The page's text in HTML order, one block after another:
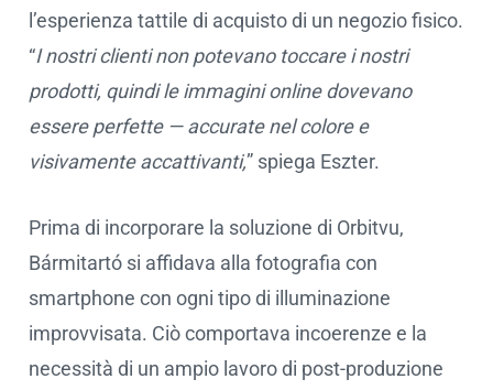
l’esperienza tattile di acquisto di un negozio fisico.
“I nostri clienti non potevano toccare i nostri
prodotti, quindi le immagini online dovevano
essere perfette — accurate nel colore e
visivamente accattivanti,” spiega Eszter.
Prima di incorporare la soluzione di Orbitvu,
Bármitartó si affidava alla fotografia con
smartphone con ogni tipo di illuminazione
improvvisata. Ciò comportava incoerenze e la
necessità di un ampio lavoro di post-produzione